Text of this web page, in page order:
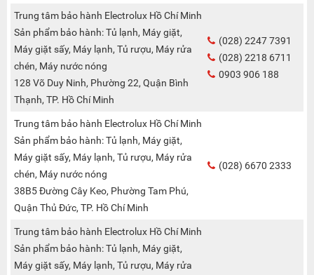
Trung tâm bảo hành Electrolux Hồ Chí Minh
Sản phẩm bảo hành: Tủ lạnh, Máy giặt,
Máy giặt sấy, Máy lạnh, Tủ rượu, Máy rửa
chén, Máy nước nóng
128 Võ Duy Ninh, Phường 22, Quận Bình
Thạnh, TP. Hồ Chí Minh
(028) 2247 7391
(028) 2218 6711
0903 906 188
Trung tâm bảo hành Electrolux Hồ Chí Minh
Sản phẩm bảo hành: Tủ lạnh, Máy giặt,
Máy giặt sấy, Máy lạnh, Tủ rượu, Máy rửa
chén, Máy nước nóng
38B5 Đường Cây Keo, Phường Tam Phú,
Quận Thủ Đức, TP. Hồ Chí Minh
(028) 6670 2333
Trung tâm bảo hành Electrolux Hồ Chí Minh
Sản phẩm bảo hành: Tủ lạnh, Máy giặt,
Máy giặt sấy, Máy lạnh, Tủ rượu, Máy rửa